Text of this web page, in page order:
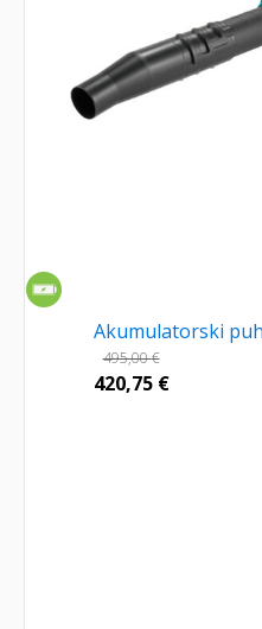
Akumulatorski
495,00€
420,75 €